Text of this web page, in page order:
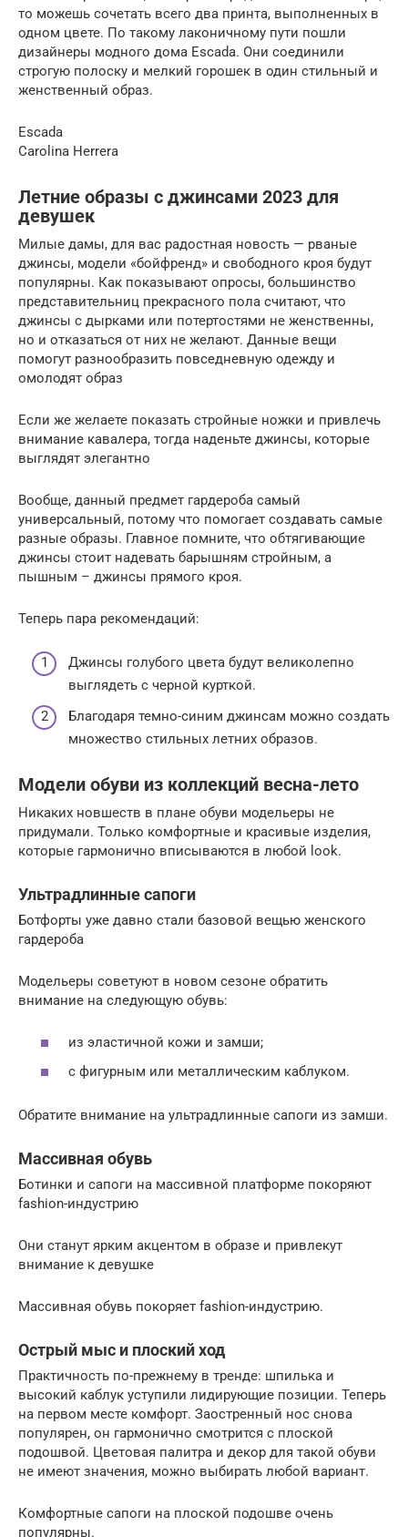
то можешь сочетать всего два принта, выполненных в
одном цвете. По такому лаконичному пути пошли
дизайнеры модного дома Escada. Они соединили
строгую полоску и мелкий горошек в один стильный и
женственный образ.
Escada
Carolina Herrera
Летние образы с джинсами 2023 для
девушек
Милые дамы, для вас радостная новость — рваные
джинсы, модели «бойфренд» и свободного кроя будут
популярны. Как показывают опросы, большинство
представительниц прекрасного пола считают, что
джинсы с дырками или потертостями не женственны,
но и отказаться от них не желают. Данные вещи
помогут разнообразить повседневную одежду и
омолодят образ
Если же желаете показать стройные ножки и привлечь
внимание кавалера, тогда наденьте джинсы, которые
выглядят элегантно
Вообще, данный предмет гардероба самый
универсальный, потому что помогает создавать самые
разные образы. Главное помните, что обтягивающие
джинсы стоит надевать барышням стройным, а
пышным – джинсы прямого кроя.
Теперь пара рекомендаций:
Джинсы голубого цвета будут великолепно
выглядеть с черной курткой.
Благодаря темно-синим джинсам можно создать
множество стильных летних образов.
Модели обуви из коллекций весна-лето
Никаких новшеств в плане обуви модельеры не
придумали. Только комфортные и красивые изделия,
которые гармонично вписываются в любой look.
Ультрадлинные сапоги
Ботфорты уже давно стали базовой вещью женского
гардероба
Модельеры советуют в новом сезоне обратить
внимание на следующую обувь:
из эластичной кожи и замши;
с фигурным или металлическим каблуком.
Обратите внимание на ультрадлинные сапоги из замши.
Массивная обувь
Ботинки и сапоги на массивной платформе покоряют
fashion-индустрию
Они станут ярким акцентом в образе и привлекут
внимание к девушке
Массивная обувь покоряет fashion-индустрию.
Острый мыс и плоский ход
Практичность по-прежнему в тренде: шпилька и
высокий каблук уступили лидирующие позиции. Теперь
на первом месте комфорт. Заостренный нос снова
популярен, он гармонично смотрится с плоской
подошвой. Цветовая палитра и декор для такой обуви
не имеют значения, можно выбирать любой вариант.
Комфортные сапоги на плоской подошве очень
популярны.